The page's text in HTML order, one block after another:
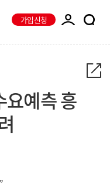
가입신청
요예측 흥